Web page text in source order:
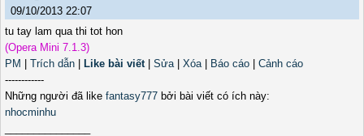
09/10/2013 22:07
tu tay lam qua thi tot hon
(Opera Mini 7.1.3)
PM
Trích dẫn Like bài viết| Sửa| Xóa| Báo cáo
Cảnh cáo
------------
Những người đã like fantasy777 bởi bài viết có ích này:
nhocminhu